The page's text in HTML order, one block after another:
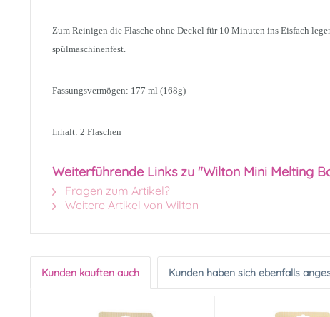
Zum Reinigen die Flasche ohne Deckel für 10 Minuten ins Eisfach
spülmaschinenfest.
Fassungsvermögen: 177 ml (168g)
Inhalt: 2 Flaschen
Weiterführende Links zu "Wilton Mini Melting
Fragen zum Artikel?
Weitere Artikel von Wilton
Kunden kauften auch Kunden haben sich ebenfalls